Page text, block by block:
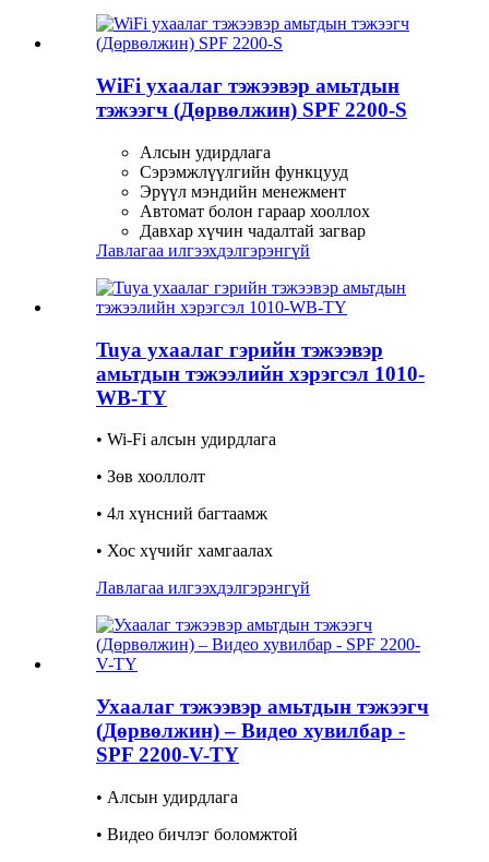
WiFi ухаалаг тэжээвэр амьтдын
тэжээгч (Дөрвөлжин) SPF 2200-S
Алсын удирдлага
Сэрэмжлүүлгийн функцууд
Эрүүл мэндийн менежмент
Автомат болон гараар хооллох
Давхар хүчин чадалтай загвар
Лавлагаа илгээхдэлгэрэнгүй
Tuya ухаалаг гэрийн тэжээвэр
амьтдын тэжээлийн хэрэгсэл 1010-
WB-TY
• Wi-Fi алсын удирдлага
• Зөв хооллолт
• 4л хүнсний багтаамж
• Хос хүчийг хамгаалах
Лавлагаа илгээхдэлгэрэнгүй
Ухаалаг тэжээвэр амьтдын тэжээгч
(Дөрвөлжин) – Видео хувилбар -
SPF 2200-V-TY
• Алсын удирдлага
• Видео бичлэг боломжтой